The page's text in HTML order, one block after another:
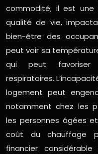
commodité; il est une
qualité de vie,
bien-être des
peut voir sa
qui peut favoriser
respiratoires.
logement peut
notamment chez les
les personnes âgées
coût du chauffage
financier